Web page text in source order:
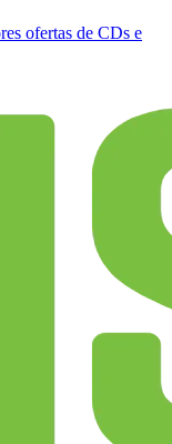
ofertas de CDs e